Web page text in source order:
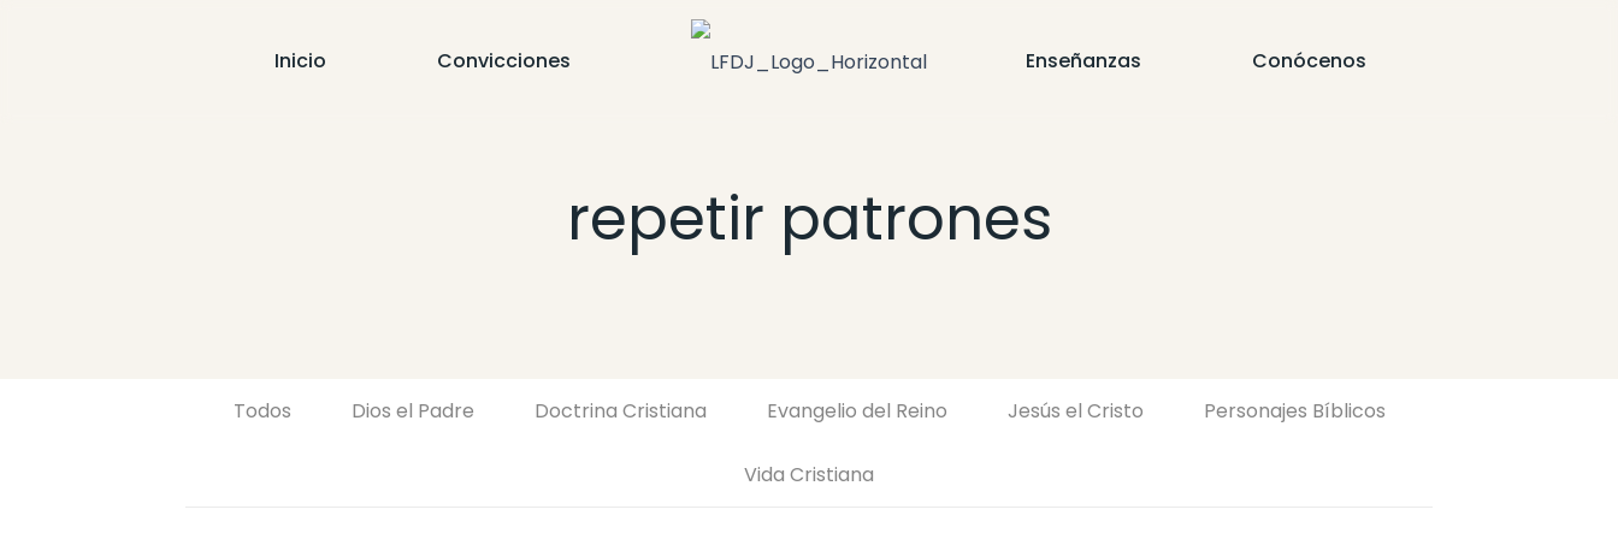
Inicio Convicciones Enseñanzas Conócenos
repetir patrones
Todos Dios el Padre Doctrina Cristiana Evangelio del Reino Jesús el Cristo Personajes Bíblicos
Vida Cristiana